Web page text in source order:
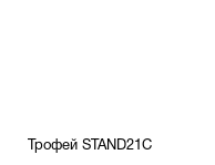
Трофей STAND21C